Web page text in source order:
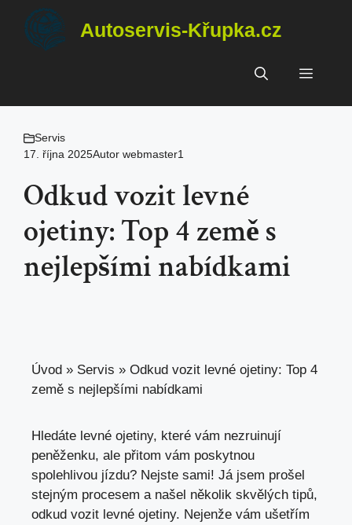
Přeskočit
obsah
Autoservis-Křupka.cz
Menu
Servis
17. října 2025Autor webmaster1
Odkud vozit levné
ojetiny: Top 4 země s
nejlepšími nabídkami
Úvod » Servis » Odkud vozit levné ojetiny: Top 4
země s nejlepšími nabídkami
Hledáte levné ojetiny, které vám nezruinují
peněženku, ale přitom vám poskytnou
spolehlivou jízdu? Nejste sami! Já jsem prošel
stejným procesem a našel několik skvělých tipů,
odkud vozit levné ojetiny. Nejenže vám ušetřím